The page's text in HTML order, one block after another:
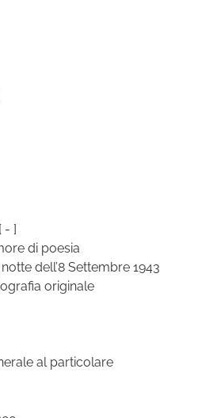
[ - ]
di poesia
dell’8 Settembre 1943
originale
al particolare